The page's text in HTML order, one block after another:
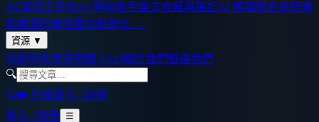
AI 寫作工作台AI 學術助手論文收藏與筆記AI 解讀歷史政府補
助案資料庫完整功能對比 →
資源 ▼
功能特色常見問題 FAQ關於我們聯絡我們
🔍
🔍👑 升級登入 / 註冊
登入 / 註冊 ☰